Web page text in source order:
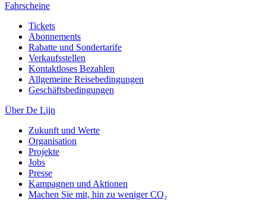
Fahrscheine
Tickets
Abonnements
Rabatte und Sondertarife
Verkaufsstellen
Kontaktloses Bezahlen
Allgemeine Reisebedingungen
Geschäftsbedingungen
Über De Lijn
Zukunft und Werte
Organisation
Projekte
Jobs
Presse
Kampagnen und Aktionen
Machen Sie mit, hin zu weniger CO₂